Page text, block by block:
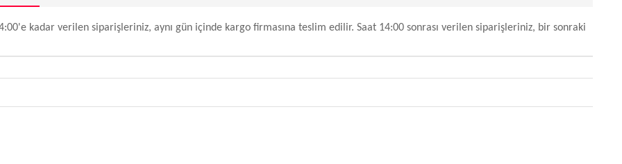
kadar verilen siparişleriniz, aynı gün içinde kargo firmasına teslim edilir. Saat 14:00 sonrası verilen siparişleriniz, bir sonraki